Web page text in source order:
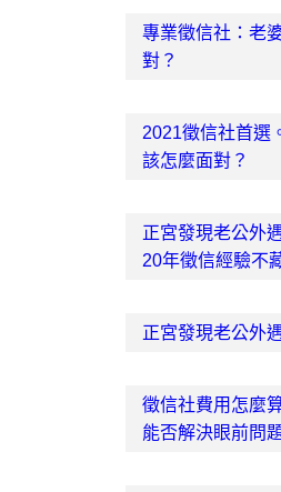
專業徵信社：老
對？
2021徵信社首選
該怎麼面對？
正宮發現老公外
20年徵信經驗不
正宮發現老公外
徵信社費用怎麼
能否解決眼前問